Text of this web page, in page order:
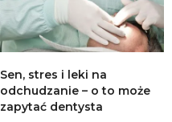
Sen, stres i leki na
odchudzanie – o to może
zapytać dentysta